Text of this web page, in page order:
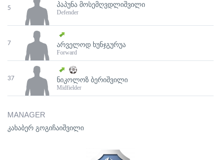
5 ᲞᲐᲞᲣᲜᲐ ᲛᲝᲡᲔᲛᲦᲕᲓᲚᲘᲨᲕᲘᲚᲘ
Defender
7 ᲐᲠᲕᲔᲚᲝᲓ ᲮᲣᲜᲯᲒᲣᲠᲣᲐ
Forward
37 ᲜᲘᲙᲝᲚᲝᲖ ᲑᲔᲠᲘᲨᲕᲘᲚᲘ
Midfielder
MANAGER
კახაბერ გოგიჩაიშვილი